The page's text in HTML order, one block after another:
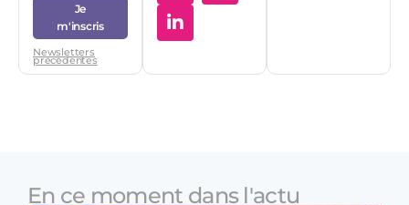
Je
m'inscris
Newsletters
précédentes
En ce moment dans l'actu